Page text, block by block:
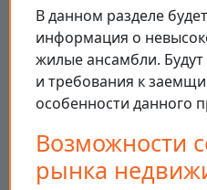
В данном разделе
информация о
жилые ансамбли.
и требования к
особенности данного
Возможности
рынка